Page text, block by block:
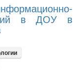
в ДОУ в